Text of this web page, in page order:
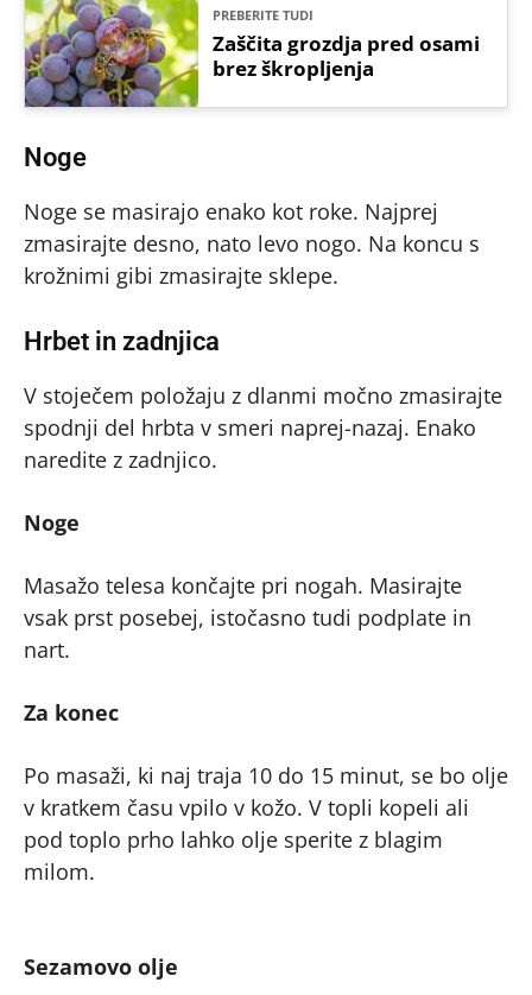
PREBERITE TUDI
Zaščita grozdja pred osami
brez škropljenja
Noge
Noge se masirajo enako kot roke. Najprej
zmasirajte desno, nato levo nogo. Na koncu s
krožnimi gibi zmasirajte sklepe.
Hrbet in zadnjica
V stoječem položaju z dlanmi močno zmasirajte
spodnji del hrbta v smeri naprej-nazaj. Enako
naredite z zadnjico.
Noge
Masažo telesa končajte pri nogah. Masirajte
vsak prst posebej, istočasno tudi podplate in
nart.
Za konec
Po masaži, ki naj traja 10 do 15 minut, se bo olje
v kratkem času vpilo v kožo. V topli kopeli ali
pod toplo prho lahko olje sperite z blagim
milom.
Sezamovo olje